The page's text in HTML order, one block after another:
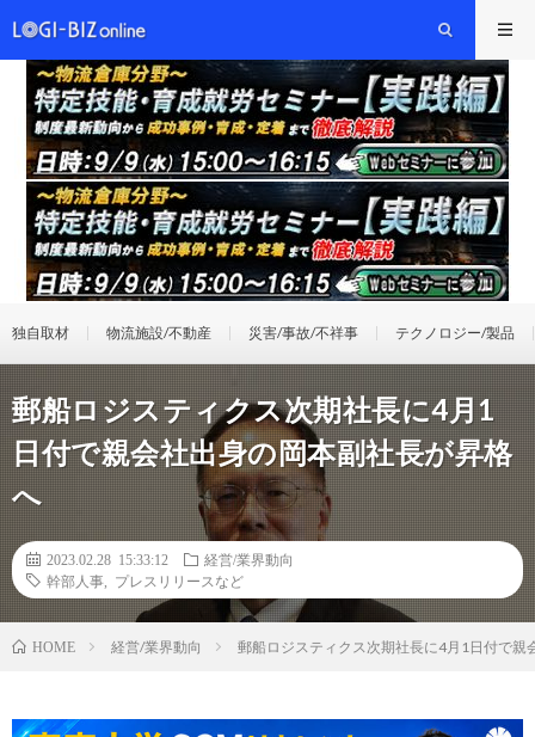
独自取材 物流施設/不動産 災害/事故/不祥事 テクノロジー/製品
郵船ロジスティクス次期社長に4月1
日付で親会社出身の岡本副社長が昇格
へ
2023.02.28 15:33:12
経営/業界動向
幹部人事
プレスリリースなど
HOME 経営/業界動向 郵船ロジスティクス次期社長に4月1日付で親